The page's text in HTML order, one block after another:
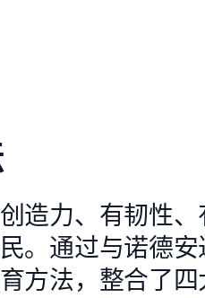
造力、有韧性
。通过与诺德
方法，整合了四